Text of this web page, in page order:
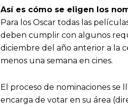
Así es cómo se eligen los
Para los Oscar todas las
deben cumplir con algunos
diciembre del año anterior a la
menos una semana en cines.
El proceso de nominaciones se
encarga de votar en su área